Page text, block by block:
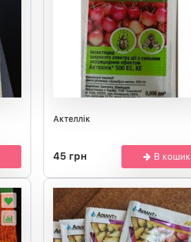
Актеллік
45 грн В кошик